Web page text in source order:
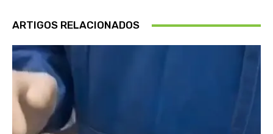
ARTIGOS RELACIONADOS